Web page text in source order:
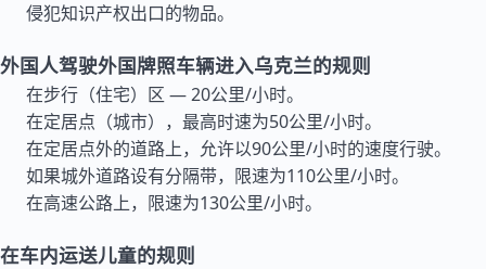
侵犯知识产权出口的物品。
外国人驾驶外国牌照车辆进入乌克兰的规则
在步行（住宅）区 — 20公里/小时。
在定居点（城市），最高时速为50公里/小时。
在定居点外的道路上，允许以90公里/小时的速度行驶。
如果城外道路设有分隔带，限速为110公里/小时。
在高速公路上，限速为130公里/小时。
在车内运送儿童的规则